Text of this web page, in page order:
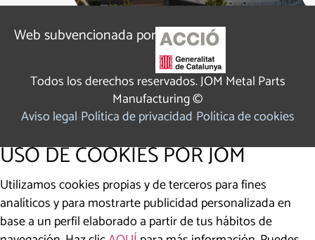
Web subvencionada por
Todos los derechos reservados. JOM Metal Parts
Manufacturing ©
Aviso legalPolítica de privacidadPolítica de cookies
USO DE COOKIES POR JOM
Utilizamos cookies propias y de terceros para fines
analíticos y para mostrarte publicidad personalizada en
base a un perfil elaborado a partir de tus hábitos de